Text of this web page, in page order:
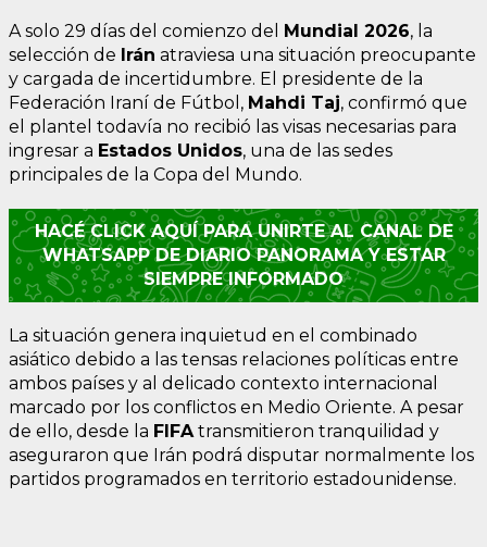
A solo 29 días del comienzo del Mundial 2026, la
selección de Irán atraviesa una situación preocupante
y cargada de incertidumbre. El presidente de la
Federación Iraní de Fútbol, Mahdi Taj, confirmó que
el plantel todavía no recibió las visas necesarias para
ingresar a Estados Unidos, una de las sedes
principales de la Copa del Mundo.
HACÉ CLICK AQUÍ PARA UNIRTE AL CANAL DE
WHATSAPP DE DIARIO PANORAMA Y ESTAR
SIEMPRE INFORMADO
La situación genera inquietud en el combinado
asiático debido a las tensas relaciones políticas entre
ambos países y al delicado contexto internacional
marcado por los conflictos en Medio Oriente. A pesar
de ello, desde la FIFA transmitieron tranquilidad y
aseguraron que Irán podrá disputar normalmente los
partidos programados en territorio estadounidense.